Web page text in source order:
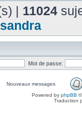
| 11024
sandra
Mot de passe:
Nouveaux messages
Powered by phpBB
Traduction